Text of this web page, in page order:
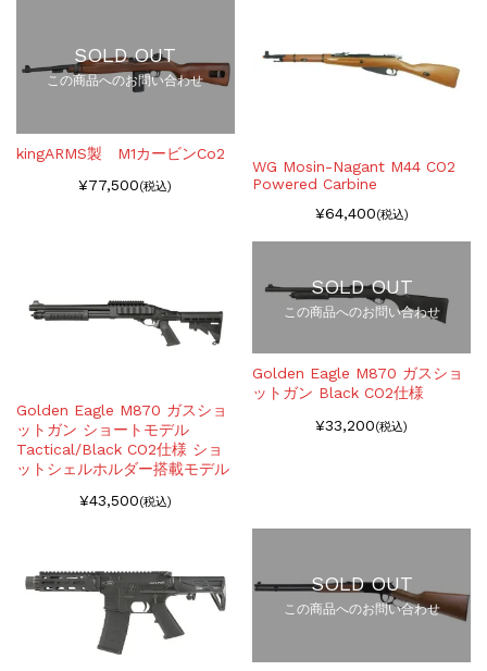
SOLD OUT
この商品へのお問い合わせ
kingARMS製 M1カービンCo2
¥77,500(税込)
WG Mosin-Nagant M44 CO2
Powered Carbine
¥64,400(税込)
Golden Eagle M870 ガスショ
ットガン ショートモデル
Tactical/Black CO2仕様 ショ
ットシェルホルダー搭載モデル
¥43,500(税込)
SOLD OUT
この商品へのお問い合わせ
Golden Eagle M870 ガスショ
ットガン Black CO2仕様
¥33,200(税込)
SOLD OUT
この商品へのお問い合わせ